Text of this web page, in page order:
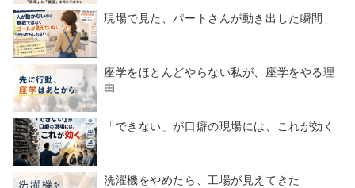
現場で見た、パートさんが動き出した瞬間
座学をほとんどやらない私が、座学をやる理
由
「できない」が口癖の現場には、これが効く
洗濯機をやめたら、工場が見えてきた